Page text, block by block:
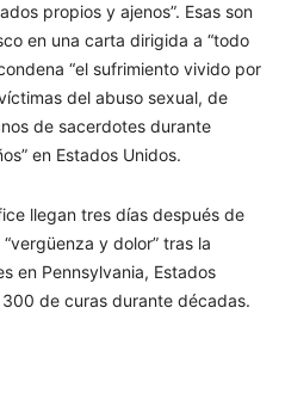
propios y ajenos”. Esas son
en una carta dirigida a “todo
“el sufrimiento vivido por
del abuso sexual, de
de sacerdotes durante
en Estados Unidos.
llegan tres días después de
y dolor” tras la
en Pennsylvania, Estados
de curas durante décadas.